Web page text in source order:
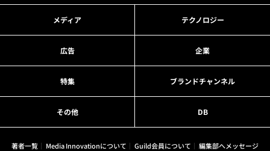
メディア テクノロジー
広告 企業
特集 ブランドチャンネル
その他 DB
著者一覧 Media Innovationについて Guild会員について 編集部へメッセージ